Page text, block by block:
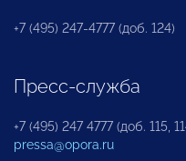
+7 (495) 247-4777 (доб. 124)
Пресс-служба
+7 (495) 247 4777 (доб. 115,
pressa@opora.ru